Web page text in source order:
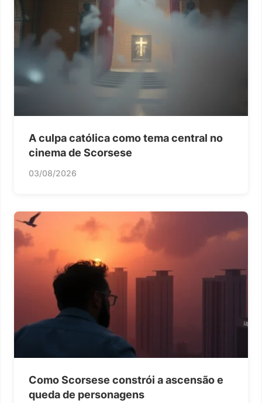
A culpa católica como tema central no
cinema de Scorsese
03/08/2026
Como Scorsese constrói a ascensão e
queda de personagens